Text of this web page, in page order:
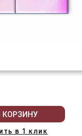
КОРЗИНУ
в 1 клик